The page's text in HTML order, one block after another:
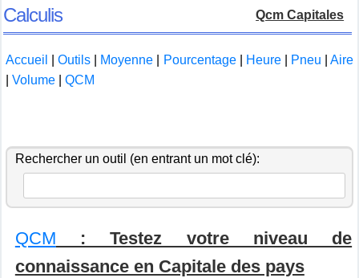
Calculis Qcm Capitales
Accueil Outils Moyenne Pourcentage Heure Pneu
Aire
Volume QCM
Rechercher un outil (en entrant un mot clé):
QCM : Testez votre niveau de
connaissance en Capitale des pays